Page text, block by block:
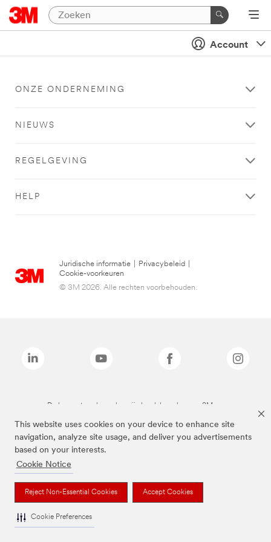
This website uses cookies on your device to enhance site
navigation, analyze site usage, and deliver you advertisements
based on your interests.
Cookie Notice
Reject Non-Essential Cookies Accept Cookies
Cookie Preferences
Account
ONZE ONDERNEMING
NIEUWS
REGELGEVING
HELP
Juridische informatie Privacybeleid
Cookie-voorkeuren
© 3M 2026. Alle rechten voorbehouden.
De bovenstaande merken zijn handelsmerken van 3M.we